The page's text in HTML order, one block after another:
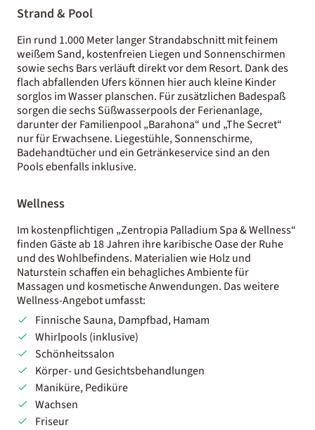
Strand & Pool
Ein rund 1.000 Meter langer Strandabschnitt mit feinem
weißem Sand, kostenfreien Liegen und Sonnenschirmen
sowie sechs Bars verläuft direkt vor dem Resort. Dank des
flach abfallenden Ufers können hier auch kleine Kinder
sorglos im Wasser planschen. Für zusätzlichen Badespaß
sorgen die sechs Süßwasserpools der Ferienanlage,
darunter der Familienpool „Barahona“ und „The Secret“
nur für Erwachsene. Liegestühle, Sonnenschirme,
Badehandtücher und ein Getränkeservice sind an den
Pools ebenfalls inklusive.
Wellness
Im kostenpflichtigen „Zentropia Palladium Spa & Wellness“
finden Gäste ab 18 Jahren ihre karibische Oase der Ruhe
und des Wohlbefindens. Materialien wie Holz und
Naturstein schaffen ein behagliches Ambiente für
Massagen und kosmetische Anwendungen. Das weitere
Wellness-Angebot umfasst:
Finnische Sauna, Dampfbad, Hamam
Whirlpools (inklusive)
Schönheitssalon
Körper- und Gesichtsbehandlungen
Maniküre, Pediküre
Wachsen
Friseur